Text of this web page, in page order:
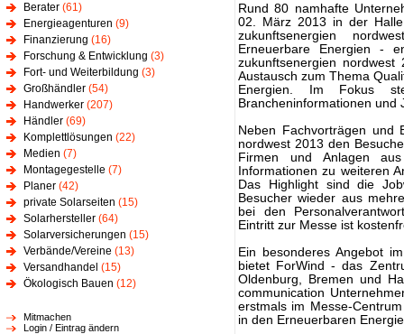
Berater (61)
Energieagenturen (9)
Finanzierung (16)
Forschung & Entwicklung (3)
Fort- und Weiterbildung (3)
Großhändler (54)
Handwerker (207)
Händler (69)
Komplettlösungen (22)
Medien (7)
Montagegestelle (7)
Planer (42)
private Solarseiten (15)
Solarhersteller (64)
Solarversicherungen (15)
Verbände/Vereine (13)
Versandhandel (15)
Ökologisch Bauen (12)
Mitmachen
Login / Eintrag ändern
Rund 80 namhafte
02. März 2013 in der
zukunftsenergien
Erneuerbare Energien -
zukunftsenergien
Austausch zum Thema
Energien. Im Fokus
Brancheninformationen und
Neben Fachvorträgen und
nordwest 2013 den
Firmen und Anlagen
Informationen zu weiteren
Das Highlight sind die
Besucher wieder aus
bei den
Eintritt zur Messe ist
Ein besonderes Angebot
bietet ForWind - das
Oldenburg, Bremen und
communication
erstmals im Messe-
in den Erneuerbaren